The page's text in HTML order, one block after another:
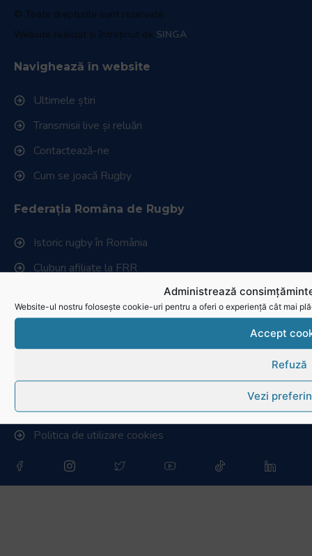
Administrează
Website-ul nostru folosește cookie-uri pentru a oferi o experiență cât mai
Accept
Refuză
Vezi
© Toate drepturile sunt rezervate.
Website realizat și întreținut de SINGA
Navighează în website
Ultimele știri
Transmisii live și reluări
Contactează-ne
Cum se joacă Rugby
Federația Româna de Rugby
Istoric rugby în România
Cluburi afiliate la FRR
Stadionul național de rugby
Conducere, comisii și departamente
Download
Politica de utilizare cookies